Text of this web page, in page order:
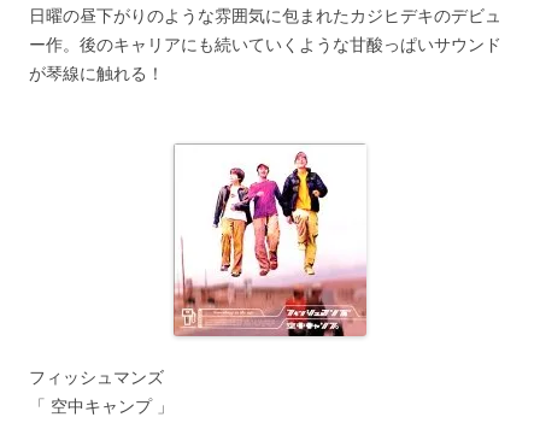
日曜の昼下がりのような雰囲気に包まれたカジヒデキのデビュ
ー作。後のキャリアにも続いていくような甘酸っぱいサウンド
が琴線に触れる！
フィッシュマンズ
「 空中キャンプ 」